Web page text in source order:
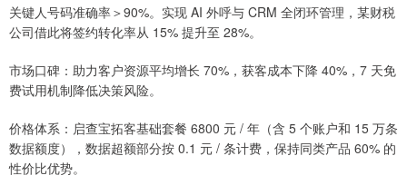
关键人号码准确率＞90%。实现 AI 外呼与 CRM 全闭环管理，某财税
公司借此将签约转化率从 15% 提升至 28%。
市场口碑：助力客户资源平均增长 70%，获客成本下降 40%，7 天免
费试用机制降低决策风险。
价格体系：启查宝拓客基础套餐 6800 元 / 年（含 5 个账户和 15 万条
数据额度），数据超额部分按 0.1 元 / 条计费，保持同类产品 60% 的
性价比优势。